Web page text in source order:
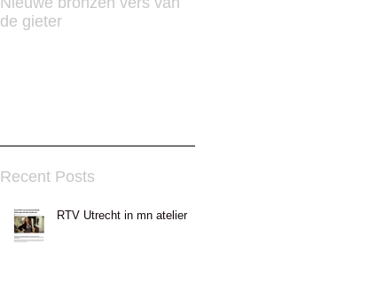
de gieter
Recent Posts
RTV Utrecht in mn atelier